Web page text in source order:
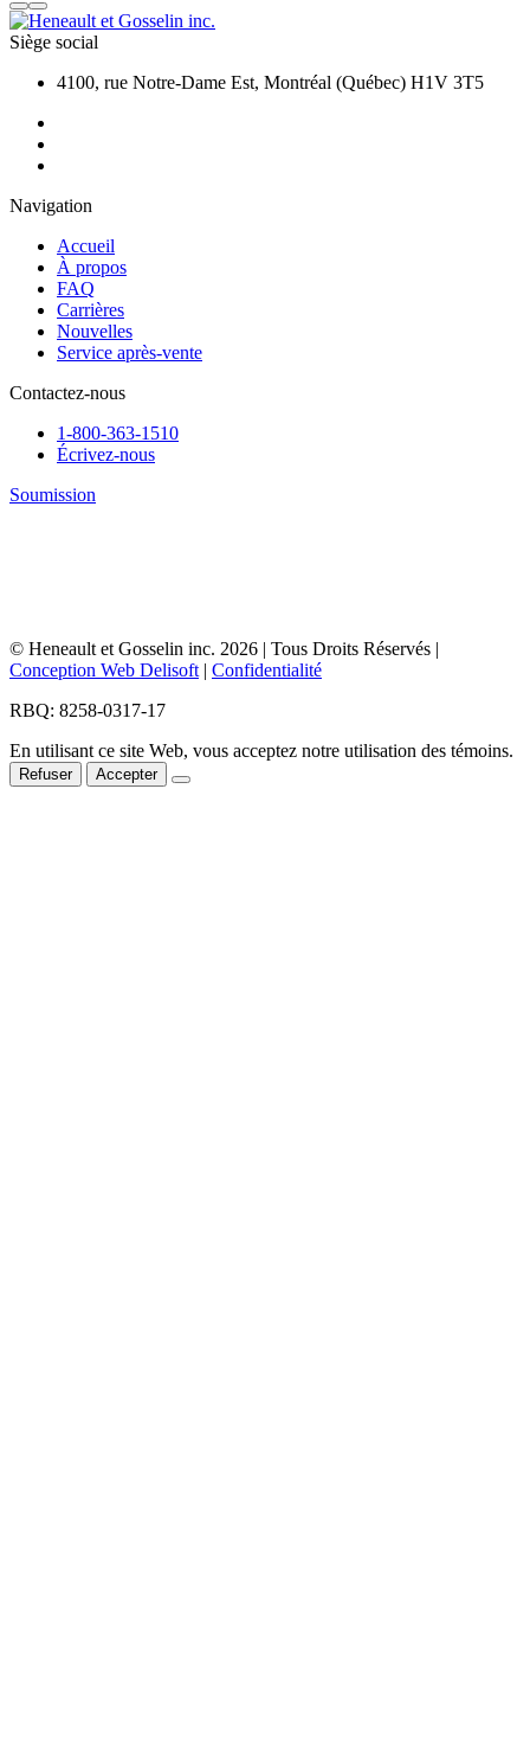
Siège social
4100, rue Notre-Dame Est, Montréal (Québec) H1V 3T5
Navigation
Accueil
À propos
FAQ
Carrières
Nouvelles
Service après-vente
Contactez-nous
1-800-363-1510
Écrivez-nous
Soumission
© Heneault et Gosselin inc. 2026 | Tous Droits Réservés |
Conception Web Delisoft | Confidentialité
RBQ: 8258-0317-17
En utilisant ce site Web, vous acceptez notre utilisation des témoins.
Refuser Accepter